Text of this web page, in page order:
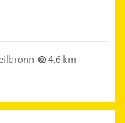
4,6 km